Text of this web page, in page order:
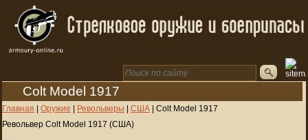
Colt Model 1917
Главная | Оружие | Револьверы | США | Colt Model 1917
Револьвер Colt Model 1917 (США)